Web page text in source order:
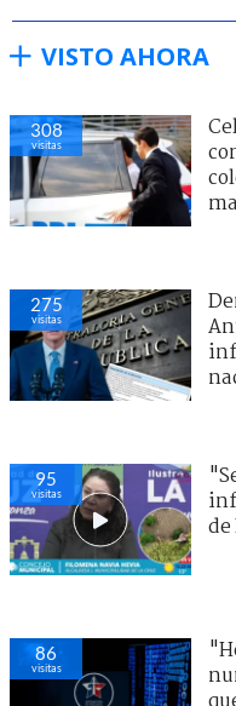
VISTO AHORA
308
visitas
275
visitas
95
visitas
86
visitas